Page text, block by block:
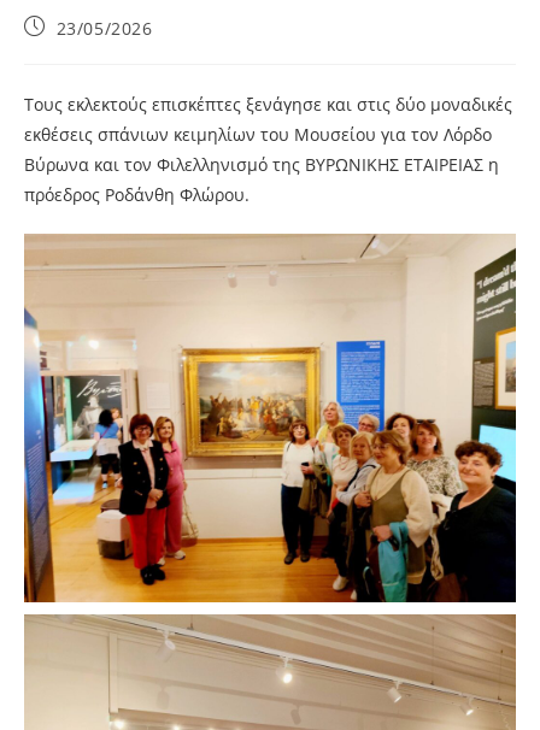
23/05/2026
Τους εκλεκτούς επισκέπτες ξενάγησε και στις δύο μοναδικές
εκθέσεις σπάνιων κειμηλίων του Μουσείου για τον Λόρδο
Βύρωνα και τον Φιλελληνισμό της ΒΥΡΩΝΙΚΗΣ ΕΤΑΙΡΕΙΑΣ η
πρόεδρος Ροδάνθη Φλώρου.